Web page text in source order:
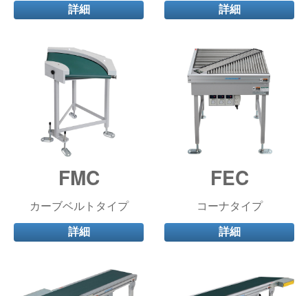
詳細
詳細
FMC
カーブベルトタイプ
詳細
FEC
コーナタイプ
詳細